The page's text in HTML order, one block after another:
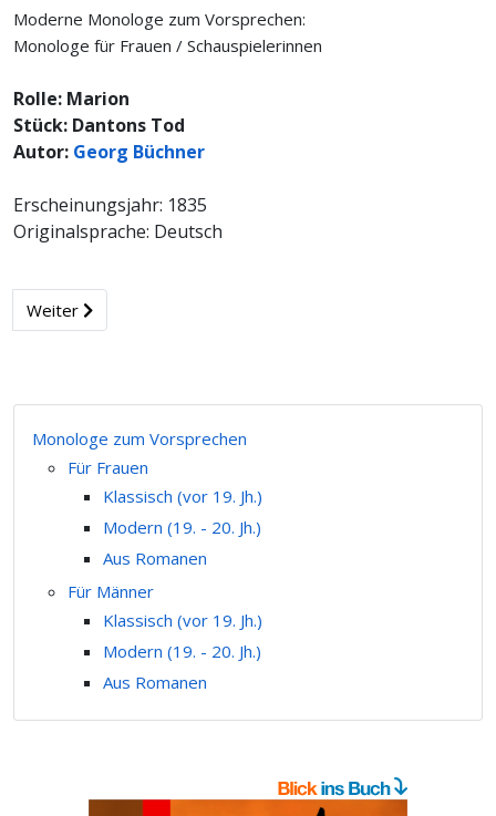
Moderne Monologe zum Vorsprechen:
Monologe für Frauen / Schauspielerinnen
Rolle: Marion
Stück: Dantons Tod
Autor: Georg Büchner
Erscheinungsjahr: 1835
Originalsprache: Deutsch
Weiter
Monologe zum Vorsprechen
Für Frauen
Klassisch (vor 19. Jh.)
Modern (19. - 20. Jh.)
Aus Romanen
Für Männer
Klassisch (vor 19. Jh.)
Modern (19. - 20. Jh.)
Aus Romanen